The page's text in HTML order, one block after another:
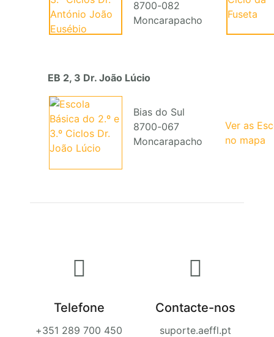
8700-082
Moncarapacho
EB 2, 3 Dr. João Lúcio
Bias do Sul
8700-067
Moncarapacho
Ver as
no mapa
Telefone
+351 289 700 450
Contacte-nos
suporte.aeffl.pt